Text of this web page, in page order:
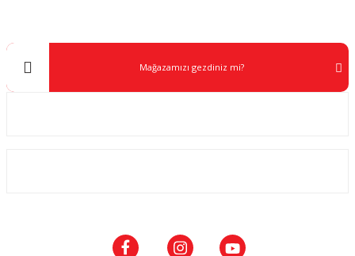
Mağazamızı gezdiniz mi?